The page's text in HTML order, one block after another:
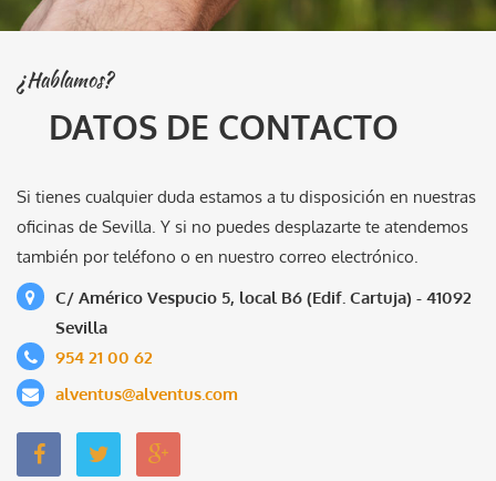
¿Hablamos?
DATOS DE CONTACTO
Si tienes cualquier duda estamos a tu disposición en nuestras
oficinas de Sevilla. Y si no puedes desplazarte te atendemos
también por teléfono o en nuestro correo electrónico.
C/ Américo Vespucio 5, local B6 (Edif. Cartuja) - 41092
Sevilla
954 21 00 62
alventus@alventus.com